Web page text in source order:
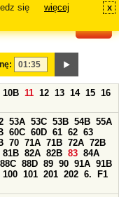
się
więcej x
10B 11 12 13 14 15 16
53A 53C 53B 54B 55A
60C 60D 61 62 63
70 71A 71B 72A 72B
81B 82A 82B 83 84A
88C 88D 89 90 91A 91B
100 101 201 202 6.
F1